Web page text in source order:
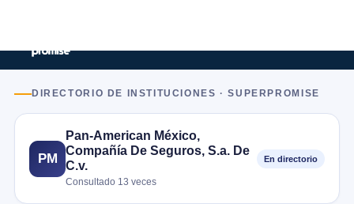
DIRECTORIO DE INSTITUCIONES · SUPERPROMISE
PM
Pan-American México,
Compañía De Seguros, S.a. De
C.v.
Consultado 13 veces
En directorio